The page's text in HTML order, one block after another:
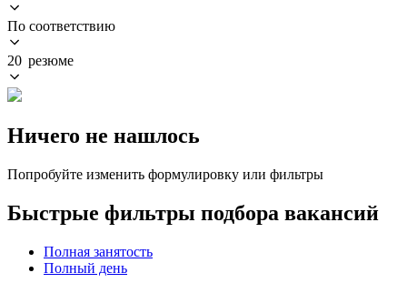
По соответствию
20 резюме
Ничего не нашлось
Попробуйте изменить формулировку или фильтры
Быстрые фильтры подбора вакансий
Полная занятость
Полный день